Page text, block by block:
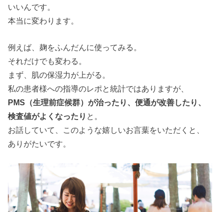
いいんです。
本当に変わります。
例えば、麹をふんだんに使ってみる。
それだけでも変わる。
まず、肌の保湿力が上がる。
私の患者様への指導のレポと統計ではありますが、
PMS（生理前症候群）が治ったり、便通が改善したり、
検査値がよくなったり と。
お話していて、このような嬉しいお言葉をいただくと、
ありがたいです。